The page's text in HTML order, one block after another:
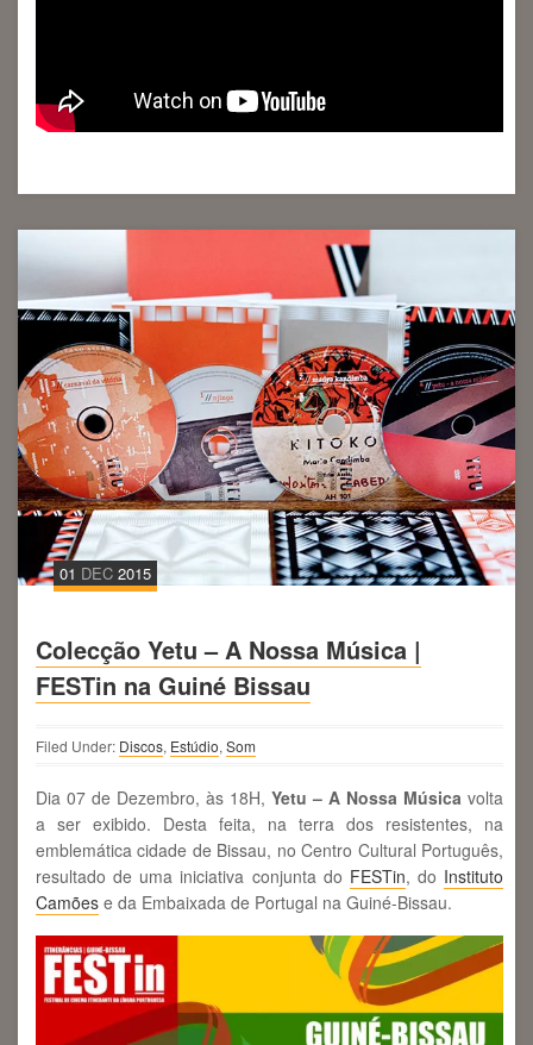
01 DEC 2015
Colecção Yetu – A Nossa Música |
FESTin na Guiné Bissau
Filed Under: Discos, Estúdio, Som
Dia 07 de Dezembro, às 18H, Yetu – A Nossa Música volta
a ser exibido. Desta feita, na terra dos resistentes, na
emblemática cidade de Bissau, no Centro Cultural Português,
resultado de uma iniciativa conjunta do FESTin, do Instituto
Camões e da Embaixada de Portugal na Guiné-Bissau.